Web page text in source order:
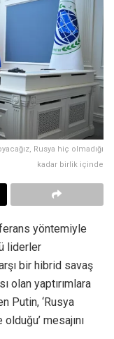
Rusya hiç olmadığı
kadar birlik içinde
yöntemiyle
liderler
bir hibrid savaş
olan yaptırımlara
Putin, ‘Rusya
mesajını